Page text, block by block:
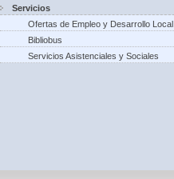
Servicios
Ofertas de Empleo y Desarrollo Local
Bibliobus
Servicios Asistenciales y Sociales